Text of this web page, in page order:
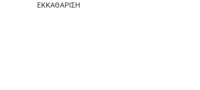
ΕΚΚΑΘΑΡΙΣΗ